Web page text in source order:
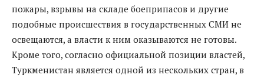
пожары, взрывы на складе боеприпасов и другие
подобные происшествия в государственных СМИ не
освещаются, а власти к ним оказываются не готовы.
Кроме того, согласно официальной позиции властей,
Туркменистан является одной из нескольких стран, в